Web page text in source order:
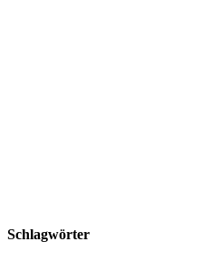
Schlagwörter